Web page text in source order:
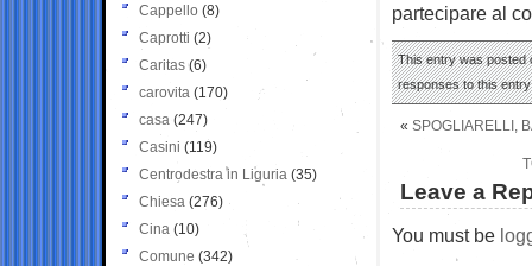
partecipare al
This entry was posted
responses to this
« SPOGLIARELLI,
Leave a
You must be
Cappello (8)
Caprotti (2)
Caritas (6)
carovita (170)
casa (247)
Casini (119)
Centrodestra in Liguria (35)
Chiesa (276)
Cina (10)
Comune (342)